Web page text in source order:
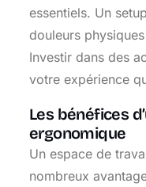
essentiels. Un
douleurs
Investir dans des
votre expérience
Les bénéfices
ergonomique
Un espace de
nombreux